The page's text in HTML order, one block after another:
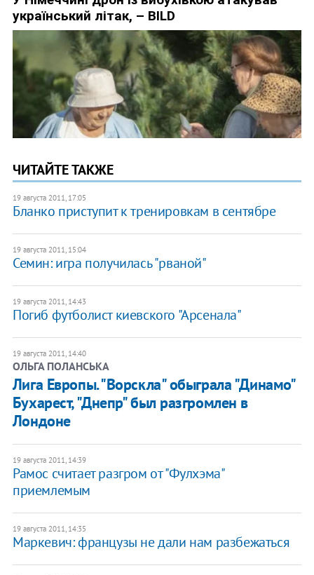
ЧИТАЙТЕ ТАКЖЕ
19 августа 2011, 17:05
Бланко приступит к тренировкам в сентябре
19 августа 2011, 15:04
Семин: игра получилась "рваной"
19 августа 2011, 14:43
Погиб футболист киевского "Арсенала"
19 августа 2011, 14:40
ОЛЬГА ПОЛАНСЬКА
Лига Европы. "Ворскла" обыграла "Динамо"
Бухарест, "Днепр" был разгромлен в
Лондоне
19 августа 2011, 14:39
Рамос считает разгром от "Фулхэма"
приемлемым
19 августа 2011, 14:35
Маркевич: французы не дали нам разбежаться